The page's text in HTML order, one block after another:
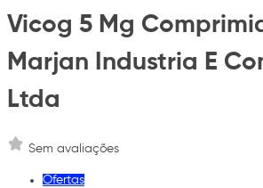
Vicog 5 Mg
Marjan Industria E
Ltda
Sem avaliações
Ofertas